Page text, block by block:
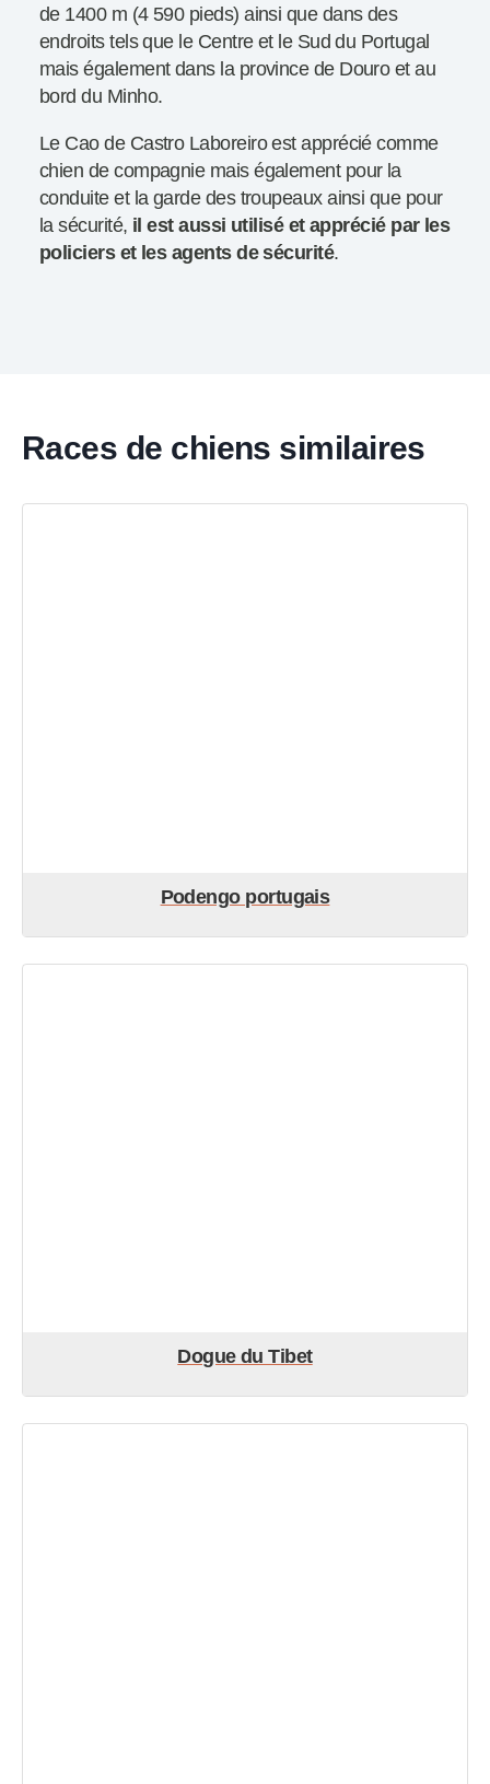
de 1400 m (4 590 pieds) ainsi que dans des
endroits tels que le Centre et le Sud du Portugal
mais également dans la province de Douro et au
bord du Minho.
Le Cao de Castro Laboreiro est apprécié comme
chien de compagnie mais également pour la
conduite et la garde des troupeaux ainsi que pour
la sécurité, il est aussi utilisé et apprécié par les
policiers et les agents de sécurité.
Races de chiens similaires
Podengo portugais
Dogue du Tibet